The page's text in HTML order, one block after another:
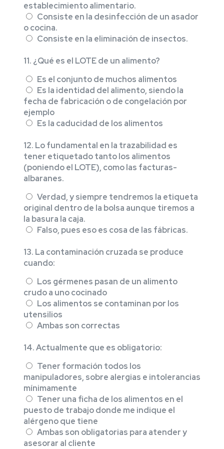
establecimiento alimentario.
Consiste en la desinfección de un asador
o cocina.
Consiste en la eliminación de insectos.
11. ¿Qué es el LOTE de un alimento?
Es el conjunto de muchos alimentos
Es la identidad del alimento, siendo la
fecha de fabricación o de congelación por
ejemplo
Es la caducidad de los alimentos
12. Lo fundamental en la trazabilidad es
tener etiquetado tanto los alimentos
(poniendo el LOTE), como las facturas-
albaranes.
Verdad, y siempre tendremos la etiqueta
original dentro de la bolsa aunque tiremos a
la basura la caja.
Falso, pues eso es cosa de las fábricas.
13. La contaminación cruzada se produce
cuando:
Los gérmenes pasan de un alimento
crudo a uno cocinado
Los alimentos se contaminan por los
utensilios
Ambas son correctas
14. Actualmente que es obligatorio:
Tener formación todos los
manipuladores, sobre alergias e intolerancias
mínimamente
Tener una ficha de los alimentos en el
puesto de trabajo donde me indique el
alérgeno que tiene
Ambas son obligatorias para atender y
asesorar al cliente